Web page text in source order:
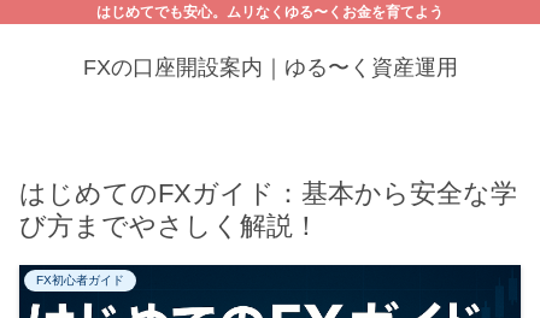
はじめてでも安心。ムリなくゆる〜くお金を育てよう
FXの口座開設案内｜ゆる〜く資産運用
はじめてのFXガイド：基本から安全な学
び方までやさしく解説！
FX初心者ガイド